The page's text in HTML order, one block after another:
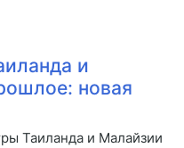
и
новая
Таиланда и Малайзии